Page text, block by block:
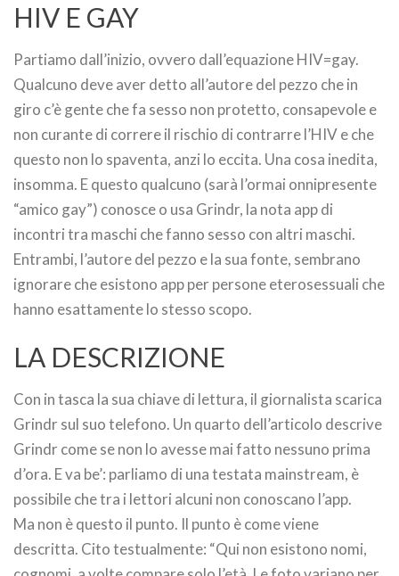
HIV E GAY
Partiamo dall’inizio, ovvero dall’equazione HIV=gay.
Qualcuno deve aver detto all’autore del pezzo che in
giro c’è gente che fa sesso non protetto, consapevole e
non curante di correre il rischio di contrarre l’HIV e che
questo non lo spaventa, anzi lo eccita. Una cosa inedita,
insomma. E questo qualcuno (sarà l’ormai onnipresente
“amico gay”) conosce o usa Grindr, la nota app di
incontri tra maschi che fanno sesso con altri maschi.
Entrambi, l’autore del pezzo e la sua fonte, sembrano
ignorare che esistono app per persone eterosessuali che
hanno esattamente lo stesso scopo.
LA DESCRIZIONE
Con in tasca la sua chiave di lettura, il giornalista scarica
Grindr sul suo telefono. Un quarto dell’articolo descrive
Grindr come se non lo avesse mai fatto nessuno prima
d’ora. E va be’: parliamo di una testata mainstream, è
possibile che tra i lettori alcuni non conoscano l’app.
Ma non è questo il punto. Il punto è come viene
descritta. Cito testualmente: “Qui non esistono nomi,